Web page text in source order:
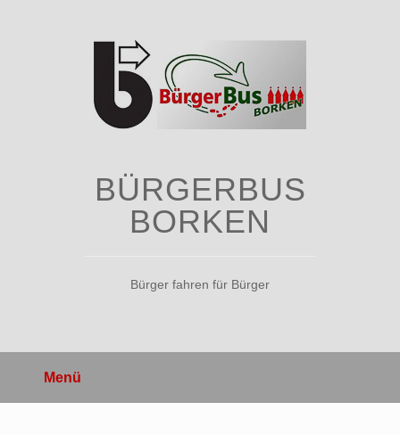
BÜRGERBUS
BORKEN
Bürger fahren für Bürger
Menü